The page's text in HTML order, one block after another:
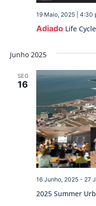
Adiado Life
19 Maio, 2025 | 4:30
Junho 2025
SEG
16
2025 Summer
16 Junho, 2025- 27